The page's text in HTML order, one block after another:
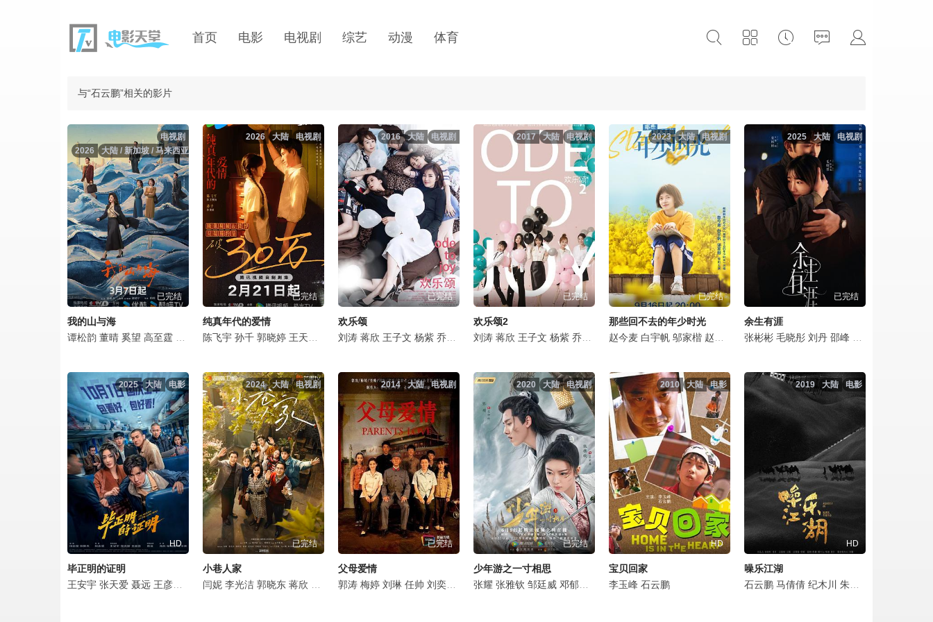
首页 电影 电视剧 综艺 动漫 体育
与“石云鹏”相关的影片
电视剧
大陆 / 新加坡 / 马来西亚
2026
已完结
我的山与海
谭松韵 董晴 奚望 高至霆 王劲松 刘威 石云鹏 赵志伟 王千果 边程 曲哲明 任帅 郭鹏 戴向宇 童蕾 胡小庭 徐筠 马德钟 赵亮 刘园媛 卢琳 姜馥颐 马亮
电视剧
大陆
2026
已完结
纯真年代的爱情
陈飞宇 孙千 郭晓婷 王天辰 刘敏涛 吴樾 郝文婷 侯长荣 孔琳 石云鹏 夏浩然 李书漫 郭玮洁 吴悠悠
电视剧
大陆
2016
已完结
欢乐颂
刘涛 蒋欣 王子文 杨紫 乔欣 祖峰 王凯 张陆 靳东 杨烁 张晓谦 郭晓燃 陈牧扬 任伟 宁文彤 王永泉 王宏 丁勇岱 吴昊宸 穆丽燕
电视剧
大陆
2017
已完结
欢乐颂2
刘涛 蒋欣 王子文 杨紫 乔欣 王凯 邓伦 杨烁 张陆 吴昊宸 陈龙 靳东 张晨光 赵丽娟 王永泉
电视剧
大陆
2023
已完结
那些回不去的年少时光
赵今麦 白宇帆 邬家楷 赵昭仪 张昕懿 何澳 石云鹏 翟小兴
电视剧
大陆
2025
已完结
余生有涯
张彬彬 毛晓彤 刘丹 邵峰
电影
大陆
2025
HD
毕正明的证明
王安宇 张天爱 聂远 王彦霖 冯兵 邬家楷 孔令美 黄小蕾 冯雷 石云鹏 于白水 生港帅 楚布花羯 李晓川
电视剧
大陆
2024
已完结
小巷人家
闫妮 李光洁 郭晓东 蒋欣 范丞丞 关晓彤 王安宇 卢昱晓 石云鹏 周洁琼 李倩 张瑞涵 李庆誉 孙思程 叶泉希 迟蓬 雷丰瑞 刘子鹤
电视剧
大陆
2014
已完结
父母爱情
郭涛 梅婷 刘琳 任帅 刘奕君 张延 郭广平 王菁华 娜仁花 毕彦君 贾延鹏 关晓彤 张陆 张龄心 杨立新 刘天池 刘敏涛
电视剧
大陆
2020
已完结
少年游之一寸相思
张耀 张雅钦 邹廷威 邓郁立 郑好 石云鹏 许梦圆
电影
大陆
2010
HD
宝贝回家
李玉峰 石云鹏
电影
大陆
2019
HD
噪乐江湖
石云鹏 马倩倩 纪木川 朱利安